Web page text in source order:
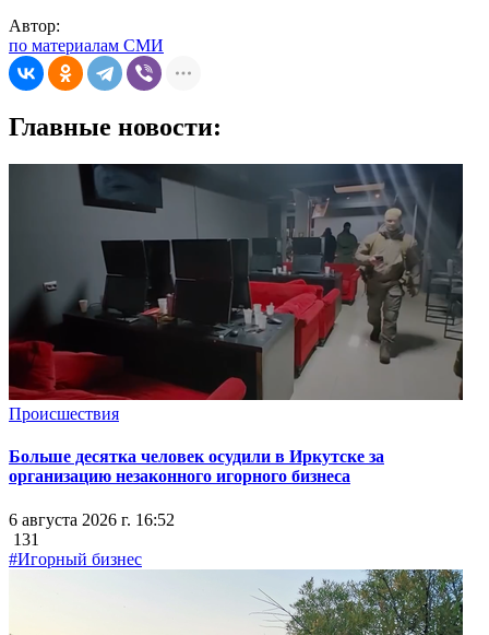
Автор:
по материалам СМИ
Главные новости:
Происшествия
Больше десятка человек осудили в Иркутске за
организацию незаконного игорного бизнеса
6 августа 2026 г. 16:52
131
#Игорный бизнес